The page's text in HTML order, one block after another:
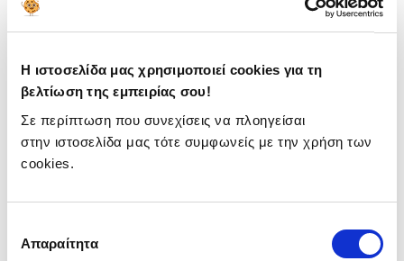
Η ιστοσελίδα μας χρησιμοποιεί cookies για τη
βελτίωση της εμπειρίας σου!
Σε περίπτωση που συνεχίσεις να πλοηγείσαι
στην ιστοσελίδα μας τότε συμφωνείς με την χρήση των
cookies.
συγκατάθεσης
Απαραίτητα
Για την απαλλαγή στη θραύση κρυστάλλων μπορεί να
ισχύουν τα εξής:
Κάποιες ασφαλιστικές δεν έχουν καθόλου
απαλλαγή, που σημαίνει ότι σε αποζημιώνουν
Άλλες εταιρείες έχουν σαν απαλλαγή ένα
ποσοστό, π.χ. 5% επί της ζημιάς.
Ποιες είναι οι εξαιρέσεις;